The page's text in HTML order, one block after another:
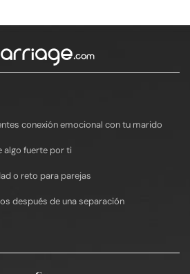
conexión emocional con tu marido
algo fuerte por ti
o reto para parejas
después de una separación